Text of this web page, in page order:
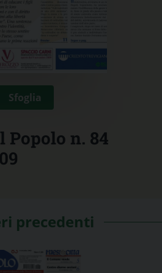
Sfoglia
Popolo n. 84
precedenti